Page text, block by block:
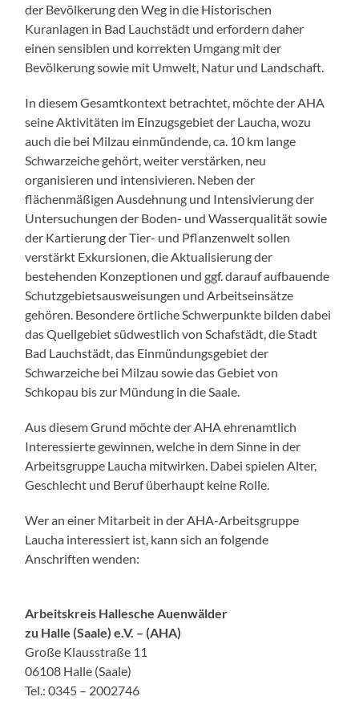
der Bevölkerung den Weg in die Historischen
Kuranlagen in Bad Lauchstädt und erfordern daher
einen sensiblen und korrekten Umgang mit der
Bevölkerung sowie mit Umwelt, Natur und Landschaft.
In diesem Gesamtkontext betrachtet, möchte der AHA
seine Aktivitäten im Einzugsgebiet der Laucha, wozu
auch die bei Milzau einmündende, ca. 10 km lange
Schwarzeiche gehört, weiter verstärken, neu
organisieren und intensivieren. Neben der
flächenmäßigen Ausdehnung und Intensivierung der
Untersuchungen der Boden- und Wasserqualität sowie
der Kartierung der Tier- und Pflanzenwelt sollen
verstärkt Exkursionen, die Aktualisierung der
bestehenden Konzeptionen und ggf. darauf aufbauende
Schutzgebietsausweisungen und Arbeitseinsätze
gehören. Besondere örtliche Schwerpunkte bilden dabei
das Quellgebiet südwestlich von Schafstädt, die Stadt
Bad Lauchstädt, das Einmündungsgebiet der
Schwarzeiche bei Milzau sowie das Gebiet von
Schkopau bis zur Mündung in die Saale.
Aus diesem Grund möchte der AHA ehrenamtlich
Interessierte gewinnen, welche in dem Sinne in der
Arbeitsgruppe Laucha mitwirken. Dabei spielen Alter,
Geschlecht und Beruf überhaupt keine Rolle.
Wer an einer Mitarbeit in der AHA-Arbeitsgruppe
Laucha interessiert ist, kann sich an folgende
Anschriften wenden:
Arbeitskreis Hallesche Auenwälder
zu Halle (Saale) e.V. – (AHA)
Große Klausstraße 11
06108 Halle (Saale)
Tel.: 0345 – 2002746